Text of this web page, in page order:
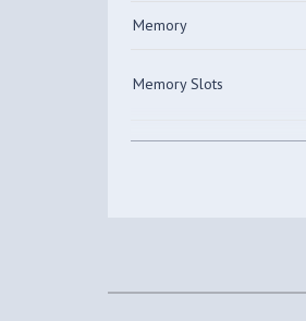
Memory
Memory Slots
Max Memory